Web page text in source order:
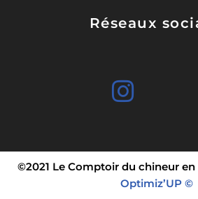
Réseaux
©2021 Le Comptoir du chineur
Optimiz’UP ©